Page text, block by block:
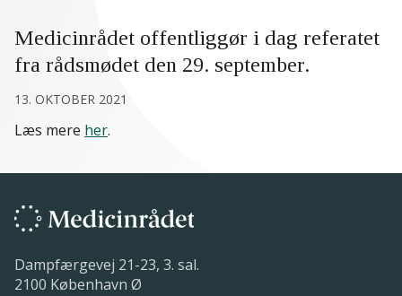
Medicinrådet offentliggør i dag referatet
fra rådsmødet den 29. september.
13. OKTOBER 2021
Læs mere her.
Dampfærgevej 21-23, 3. sal.
2100 København Ø